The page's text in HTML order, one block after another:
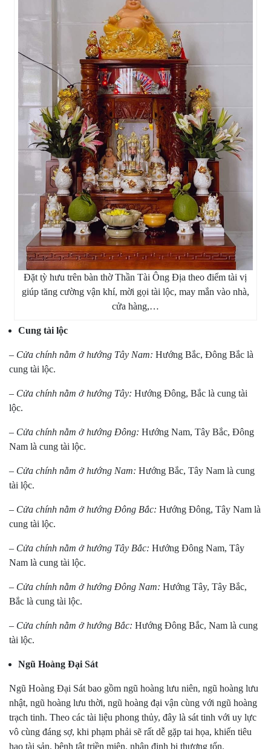
Đặt tỳ hưu trên bàn thờ Thần Tài Ông Địa theo điểm tài vị
giúp tăng cường vận khí, mời gọi tài lộc, may mắn vào nhà,
cửa hàng,…
Cung tài lộc
– Cửa chính nằm ở hướng Tây Nam: Hướng Bắc, Đông Bắc là
cung tài lộc.
– Cửa chính nằm ở hướng Tây: Hướng Đông, Bắc là cung tài
lộc.
– Cửa chính nằm ở hướng Đông: Hướng Nam, Tây Bắc, Đông
Nam là cung tài lộc.
– Cửa chính nằm ở hướng Nam: Hướng Bắc, Tây Nam là cung
tài lộc.
– Cửa chính nằm ở hướng Đông Bắc: Hướng Đông, Tây Nam là
cung tài lộc.
– Cửa chính nằm ở hướng Tây Bắc: Hướng Đông Nam, Tây
Nam là cung tài lộc.
– Cửa chính nằm ở hướng Đông Nam: Hướng Tây, Tây Bắc,
Bắc là cung tài lộc.
– Cửa chính nằm ở hướng Bắc: Hướng Đông Bắc, Nam là cung
tài lộc.
Ngũ Hoàng Đại Sát
Ngũ Hoàng Đại Sát bao gồm ngũ hoàng lưu niên, ngũ hoàng lưu
nhật, ngũ hoàng lưu thời, ngũ hoàng đại vận cùng với ngũ hoàng
trạch tinh. Theo các tài liệu phong thủy, đây là sát tinh với uy lực
vô cùng đáng sợ, khi phạm phải sẽ rất dễ gặp tai họa, khiến tiêu
hao tài sản, bệnh tật triền miên, nhân đinh bị thương tổn.